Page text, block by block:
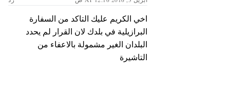
اخي الكريم عليك التاكد من السفارة
البرازيلية في بلدك لان القرار لم يحدد
البلدان الغير مشمولة بالاعفاء من
التاشيرة